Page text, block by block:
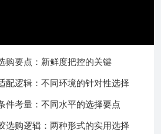
成本控制技巧根据实际需求选型。不买最
低成本。选通用型号更便宜。保质期快到
购要点：新鲜度把控的关键
配逻辑：不同环境的针对性选择
件考量：不同水平的选择要点
选购逻辑：两种形式的实用选择